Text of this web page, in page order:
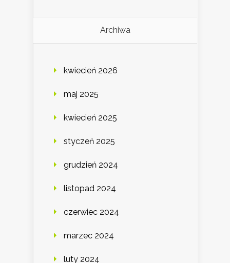
Archiwa
kwiecień 2026
maj 2025
kwiecień 2025
styczeń 2025
grudzień 2024
listopad 2024
czerwiec 2024
marzec 2024
luty 2024